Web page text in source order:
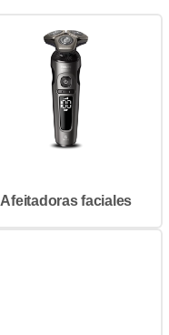
Afeitadoras faciales